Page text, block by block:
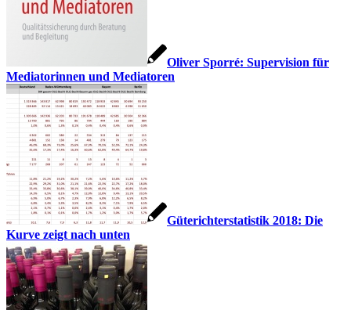
Oliver Sporré: Supervision für
Mediatorinnen und Mediatoren
Güterichterstatistik 2018: Die
Kurve zeigt nach unten